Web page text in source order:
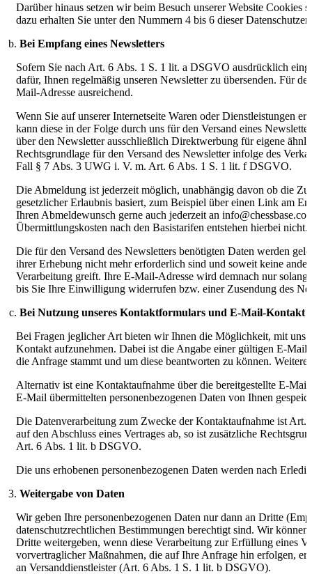
Darüber hinaus setzen wir beim Besuch unserer Website Cookies
dazu erhalten Sie unter den Nummern 4 bis 6 dieser
Bei Empfang eines Newsletters
Sofern Sie nach Art. 6 Abs. 1 S. 1 lit. a DSGVO ausdrücklich
dafür, Ihnen regelmäßig unseren Newsletter zu übersenden. Für
Mail-Adresse ausreichend.
Wenn Sie auf unserer Internetseite Waren oder Dienstleistungen
kann diese in der Folge durch uns für den Versand eines
über den Newsletter ausschließlich Direktwerbung für eigene
Rechtsgrundlage für den Versand des Newsletter infolge des
Fall § 7 Abs. 3 UWG i. V. m. Art. 6 Abs. 1 S. 1 lit. f DSGVO.
Die Abmeldung ist jederzeit möglich, unabhängig davon ob die
gesetzlicher Erlaubnis basiert, zum Beispiel über einen Link am
Ihren Abmeldewunsch gerne auch jederzeit an
Übermittlungskosten nach den Basistarifen entstehen hierbei nicht.
Die für den Versand des Newsletters benötigten Daten werden
ihrer Erhebung nicht mehr erforderlich sind und soweit keine
Verarbeitung greift. Ihre E-Mail-Adresse wird demnach nur
bis Sie Ihre Einwilligung widerrufen bzw. einer Zusendung des
Bei Nutzung unseres Kontaktformulars und E-Mail-Kontakt
Bei Fragen jeglicher Art bieten wir Ihnen die Möglichkeit, mit uns
Kontakt aufzunehmen. Dabei ist die Angabe einer gültigen E-
die Anfrage stammt und um diese beantworten zu können.
Alternativ ist eine Kontaktaufnahme über die bereitgestellte E-
E-Mail übermittelten personenbezogenen Daten von Ihnen
Die Datenverarbeitung zum Zwecke der Kontaktaufnahme ist
auf den Abschluss eines Vertrages ab, so ist zusätzliche
Art. 6 Abs. 1 lit. b DSGVO.
Die uns erhobenen personenbezogenen Daten werden nach
Weitergabe von Daten
Wir geben Ihre personenbezogenen Daten nur dann an Dritte
datenschutzrechtlichen Bestimmungen berechtigt sind. Wir
Dritte weitergeben, wenn diese Verarbeitung zur Erfüllung eines
vorvertraglicher Maßnahmen, die auf Ihre Anfrage hin erfolgen,
an Versanddienstleister (Art. 6 Abs. 1 S. 1 lit. b DSGVO).